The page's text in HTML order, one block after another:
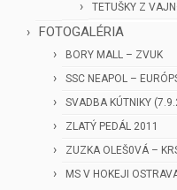
TETUŠKY Z
FOTOGALÉRIA
BORY MALL – ZVUK
SSC NEAPOL –
SVADBA KÚTNIKY
ZLATÝ PEDÁL 2011
ZUZKA OLEŠ0VÁ –
MS V HOKEJI